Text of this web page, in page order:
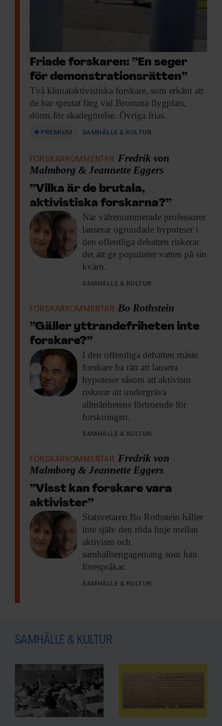
annons- och analysföretag som vi samarbetar med.
Friade forskaren: ”En seger
för demonstrationsrätten”
Två klimataktivistiska forskare, som erkänt att
de har sprutat färg vid Bromma flygplats,
döms för skadegörelse. Övriga frias.
PREMIUM SAMHÄLLE & KULTUR
FORSKARKOMMENTAR Fredrik von
Malmborg & Jeannette Eggers
”Vilka är de brutala,
aktivistiska forskarna?”
När välrenommerade professorer
lanserar ogrundade hypoteser i
den offentliga debatten riskerar
det att ge populister vatten på sin
kvarn.
SAMHÄLLE & KULTUR
FORSKARKOMMENTAR Bo Rothstein
”Gäller yttrandefriheten inte
forskare?”
I den offentliga debatten måste
forskare ha rätt att lansera
hypoteser såsom att aktivism
riskerar att undergräva
allmänhetens förtroende för
forskningen.
SAMHÄLLE & KULTUR
FORSKARKOMMENTAR Fredrik von
Malmborg & Jeannette Eggers
”Visst kan forskare vara
aktivister”
Statsvetaren Bo Rothstein håller
inte själv den röda linje mellan
aktivism och
samhällsengagemang som han
förespråkar.
SAMHÄLLE & KULTUR
SAMHÄLLE & KULTUR